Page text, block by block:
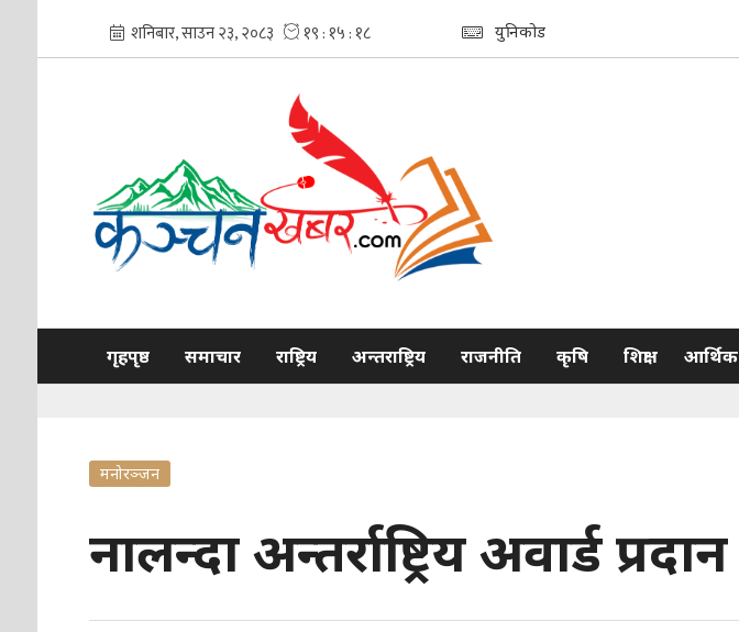
युनिकोड
गृहपृष्ठ समाचार राष्ट्रिय अन्तराष्ट्रिय राजनीति कृषि शिक्षा आर्थिक
मनोरञ्जन
नालन्दा अन्तर्राष्ट्रिय अवार्ड प्रदान